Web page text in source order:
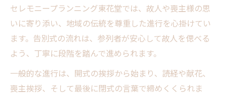
セレモニープランニング東花堂では、故人や喪主様の思
いに寄り添い、地域の伝統を尊重した進行を心掛けてい
ます。告別式の流れは、参列者が安心して故人を偲べる
よう、丁寧に段階を踏んで進められます。
一般的な進行は、開式の挨拶から始まり、読経や献花、
喪主挨拶、そして最後に閉式の言葉で締めくくられま